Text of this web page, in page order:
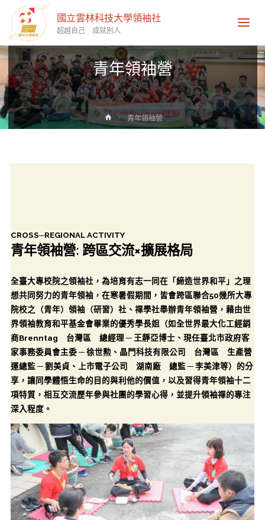
國立雲林科技大學領袖社
超越自己 成就別人
青年領袖營
Home青年領袖營
CROSS─REGIONAL ACTIVITY
青年領袖營: 跨區交流×擴展格局
全臺大專校院之領袖社，為培育有志一同在「締造世界和平」之理
想共同努力的青年領袖，在寒暑假期間，皆會跨區聯合50幾所大專
院校之（青年）領袖（研習）社、禪學社舉辦青年領袖營，藉由世
界領袖教育和平基金會畢業的優秀學長姐（如全世界最大化工經銷
商Brenntag 台灣區 總經理 ─ 王靜亞博士、現任臺北市政府客
家事務委員會主委 ─ 徐世勲、晶門科技有限公司 台灣區 生產營
運總監 ─ 劉美貞、上市電子公司 湖南廠 總監 ─ 李美津等）的分
享，讓同學體悟生命的目的與利他的價值，以及習得青年領袖十二
項特質，相互交流歷年參與社團的學習心得，並提升領袖禪的專注
深入程度。